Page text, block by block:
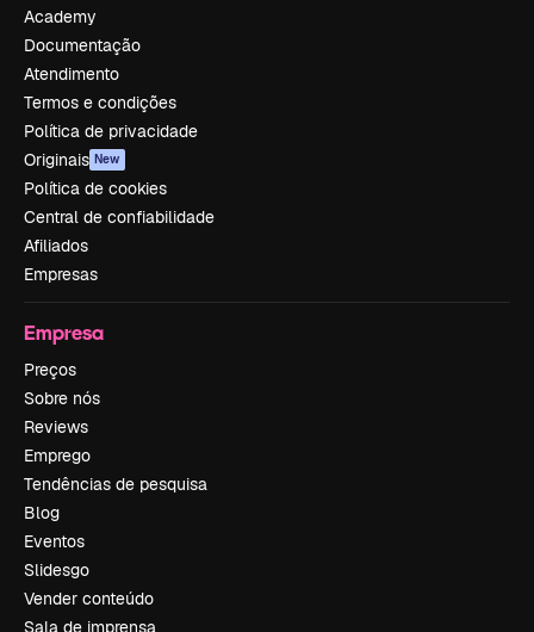
Academy
Documentação
Atendimento
Termos e condições
Política de privacidade
Originais New
Política de cookies
Central de confiabilidade
Afiliados
Empresas
Empresa
Preços
Sobre nós
Reviews
Emprego
Tendências de pesquisa
Blog
Eventos
Slidesgo
Vender conteúdo
Sala de imprensa